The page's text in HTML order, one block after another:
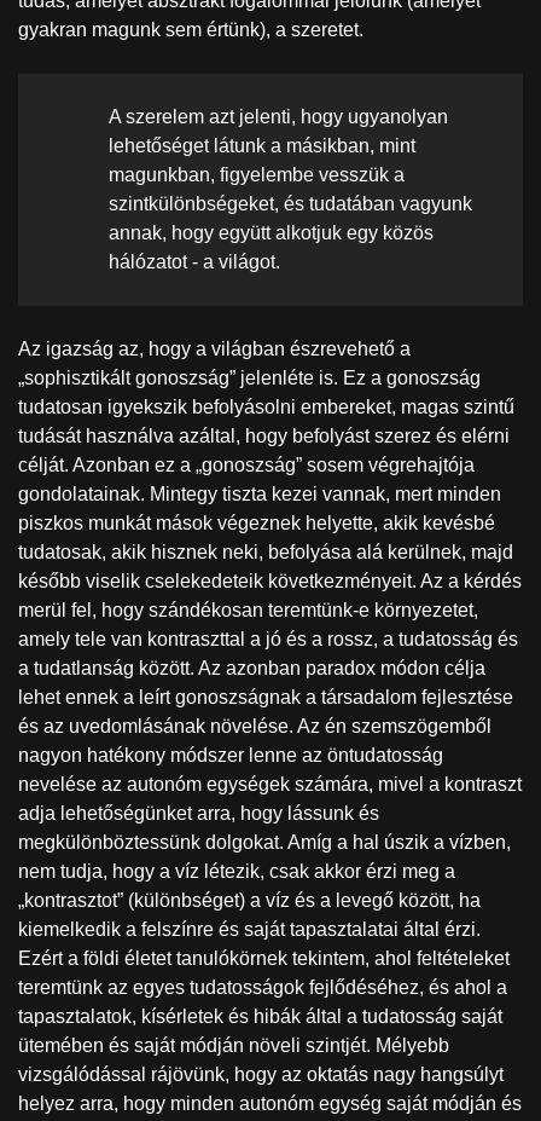
gyakran magunk sem értünk), a szeretet.
A szerelem azt jelenti, hogy ugyanolyan
lehetőséget látunk a másikban, mint
magunkban, figyelembe vesszük a
szintkülönbségeket, és tudatában vagyunk
annak, hogy együtt alkotjuk egy közös
hálózatot - a világot.
Az igazság az, hogy a világban észrevehető a
„sophisztikált gonoszság” jelenléte is. Ez a gonoszság
tudatosan igyekszik befolyásolni embereket, magas szintű
tudását használva azáltal, hogy befolyást szerez és elérni
célját. Azonban ez a „gonoszság” sosem végrehajtója
gondolatainak. Mintegy tiszta kezei vannak, mert minden
piszkos munkát mások végeznek helyette, akik kevésbé
tudatosak, akik hisznek neki, befolyása alá kerülnek, majd
később viselik cselekedeteik következményeit. Az a kérdés
merül fel, hogy szándékosan teremtünk-e környezetet,
amely tele van kontraszttal a jó és a rossz, a tudatosság és
a tudatlanság között. Az azonban paradox módon célja
lehet ennek a leírt gonoszságnak a társadalom fejlesztése
és az uvedomlásának növelése. Az én szemszögemből
nagyon hatékony módszer lenne az öntudatosság
nevelése az autonóm egységek számára, mivel a kontraszt
adja lehetőségünket arra, hogy lássunk és
megkülönböztessünk dolgokat. Amíg a hal úszik a vízben,
nem tudja, hogy a víz létezik, csak akkor érzi meg a
„kontrasztot” (különbséget) a víz és a levegő között, ha
kiemelkedik a felszínre és saját tapasztalatai által érzi.
Ezért a földi életet tanulókörnek tekintem, ahol feltételeket
teremtünk az egyes tudatosságok fejlődéséhez, és ahol a
tapasztalatok, kísérletek és hibák által a tudatosság saját
ütemében és saját módján növeli szintjét. Mélyebb
vizsgálódással rájövünk, hogy az oktatás nagy hangsúlyt
helyez arra, hogy minden autonóm egység saját módján és